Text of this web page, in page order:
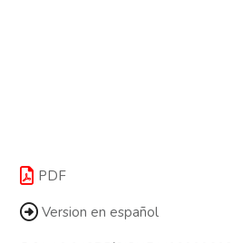
PDF
Version en español